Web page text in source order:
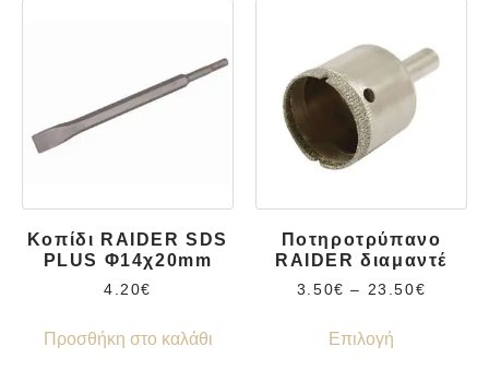
Κοπίδι RAIDER SDS
PLUS Φ14χ20mm
4.20€
Προσθήκη στο καλάθι
Ποτηροτρύπανο
RAIDER διαμαντέ
3.50€ – 23.50€
Επιλογή